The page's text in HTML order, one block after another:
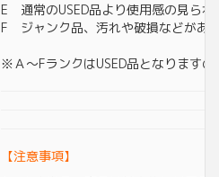
E 通常のUSED品より使用感の見られ
F ジャンク品、汚れや破損などがあ
※Ａ～FランクはUSED品となります
【注意事項】